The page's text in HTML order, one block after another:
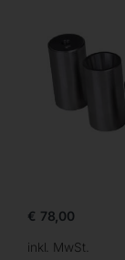
€ 78,00
inkl. MwSt.